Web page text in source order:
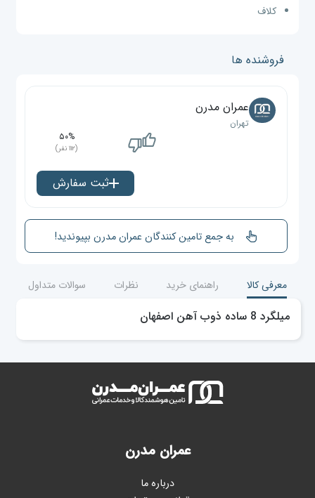
کلاف
فروشنده ها
عمران مدرن
تهران
۵۰%
(۱۱۲ نفر)
ثبت سفارش
به جمع تامین کنندگان عمران مدرن بپیوندید!
معرفی کالا راهنمای خرید نظرات سوالات متداول
میلگرد 8 ساده ذوب آهن اصفهان
عمران مدرن
درباره ما